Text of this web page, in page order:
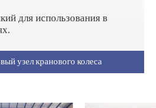
для использования в
узел кранового колеса